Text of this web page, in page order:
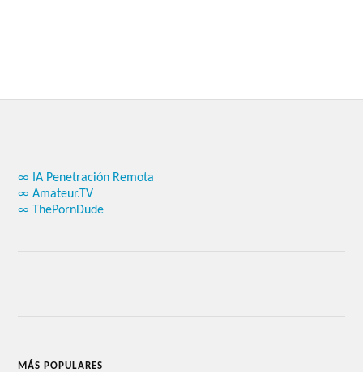
∞ IA Penetración Remota
∞ Amateur.TV
∞ ThePornDude
MÁS POPULARES